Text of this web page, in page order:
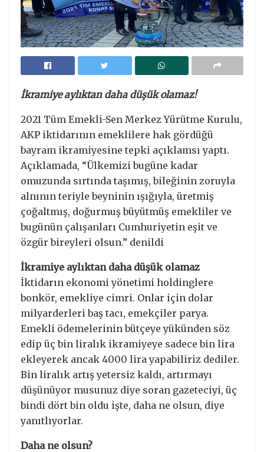
İkramiye aylıktan daha düşük olamaz!
2021 Tüm Emekli-Sen Merkez Yürütme Kurulu,
AKP iktidarının emeklilere hak gördüğü
bayram ikramiyesine tepki açıklamsı yaptı.
Açıklamada, “Ülkemizi bugüne kadar
omuzunda sırtında taşımış, bileğinin zoruyla
alnının teriyle beyninin ışığıyla, üretmiş
çoğaltmış, doğurmuş büyütmüş emekliler ve
bugünün çalışanları Cumhuriyetin eşit ve
özgür bireyleri olsun.” denildi
İkramiye aylıktan daha düşük olamaz
İktidarın ekonomi yönetimi holdinglere
bonkör, emekliye cimri. Onlar için dolar
milyarderleri baş tacı, emekçiler parya.
Emekli ödemelerinin bütçeye yükünden söz
edip üç bin liralık ikramiyeye sadece bin lira
ekleyerek ancak 4000 lira yapabiliriz dediler.
Bin liralık artış yetersiz kaldı, artırmayı
düşünüyor musunuz diye soran gazeteciyi, üç
bindi dört bin oldu işte, daha ne olsun, diye
yanıtlıyorlar.
Daha ne olsun?